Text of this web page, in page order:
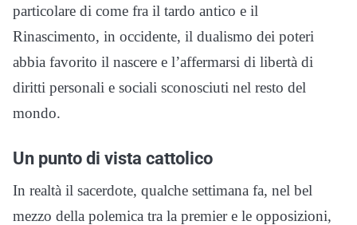
particolare di come fra il tardo antico e il
Rinascimento, in occidente, il dualismo dei poteri
abbia favorito il nascere e l’affermarsi di libertà di
diritti personali e sociali sconosciuti nel resto del
mondo.
Un punto di vista cattolico
In realtà il sacerdote, qualche settimana fa, nel bel
mezzo della polemica tra la premier e le opposizioni,